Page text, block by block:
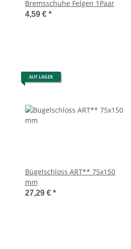
Bremsschuhe Felgen 1Paar
4,59 € *
AUF LAGER
Bügelschloss ART** 75x150
mm
27,29 € *